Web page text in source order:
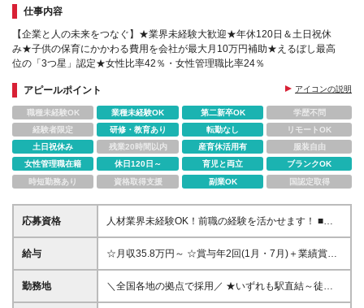
仕事内容
【企業と人の未来をつなぐ】★業界未経験大歓迎★年休120日＆土日祝休
み★子供の保育にかかわる費用を会社が最大月10万円補助★えるぼし最高
位の「3つ星」認定★女性比率42％・女性管理職比率24％
アピールポイント アイコンの説明
職種未経験OK 業種未経験OK 第二新卒OK
学歴不問
経験者限定
研修・教育あり 転勤なし
リモートOK
土日祝休み
残業20時間以内 産育休活用有
服装自由
女性管理職在籍
休日120日～ 育児と両立
ブランクOK
時短勤務あり
資格取得支援 副業OK 国認定取得
応募資格
人材業界未経験OK！前職の経験を活かせます！ ■大
卒以上 ■何らかの営業経験のご経験がある方（業種不
問） ＜こんな方を歓迎します！＞ ・人の話を聞くの
え込まず、周りに相談しながら進められる方 ・誰か
のキャリアや人生の転機に関わる仕事がしたい方 ・
給与
☆月収35.8万円～ ☆賞与年2回(1月・7月)＋業績賞与
もあり！ ■年棒430万円～650万円＋パフォーマンス
ボーナス ※スキル・経験を考慮の上決定します ※基本
勤務地
＼全国各地の拠点で採用／ ★いずれも駅直結～徒歩5
分圏内とアクセス抜群！ ★転居を伴う転勤はありま